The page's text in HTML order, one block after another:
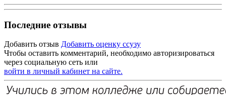
Последние отзывы
Добавить отзыв Добавить оценку ссузу
Чтобы оставить комментарий, необходимо авторизироваться
через социальную сеть или
войти в личный кабинет на сайте.